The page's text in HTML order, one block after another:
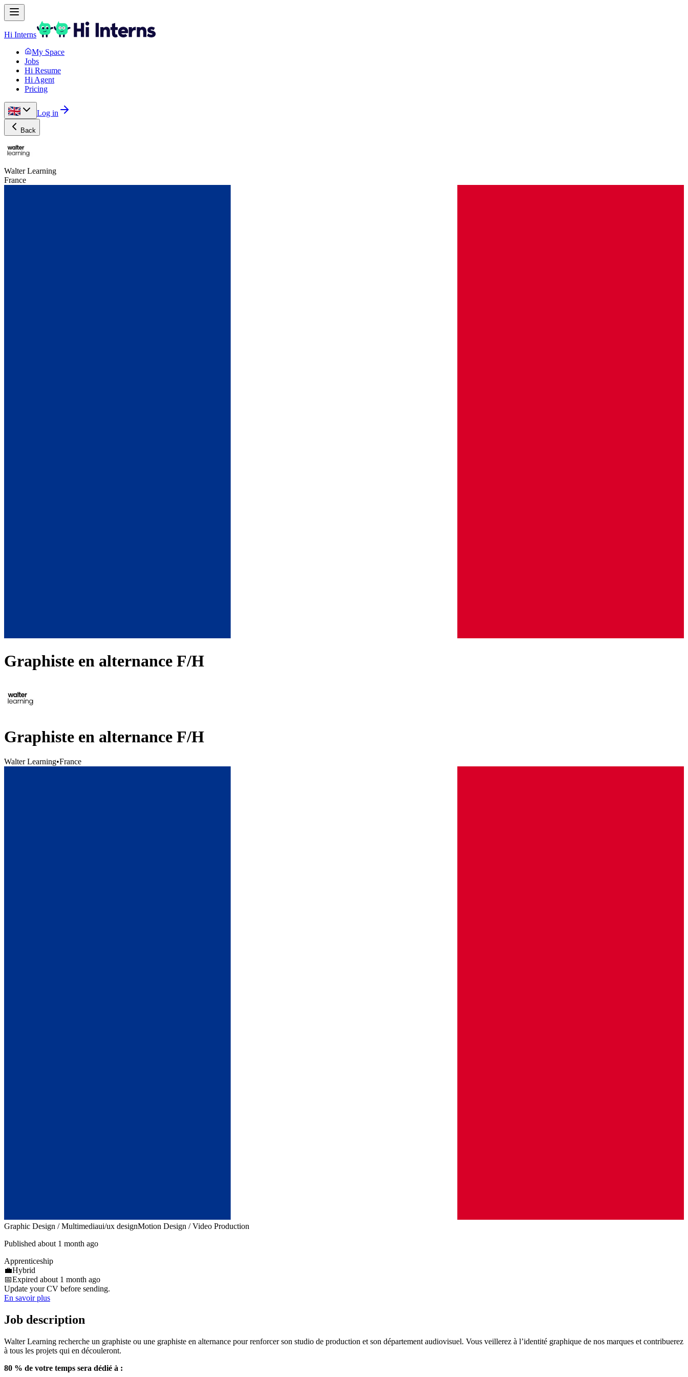
Hi Interns
My Space
Jobs
Hi Resume
Hi Agent
Pricing
Log in
Back
Walter Learning
France
Graphiste en alternance F/H
Graphiste en alternance F/H
Walter Learning•France
Graphic Design / Multimediaui/ux designMotion Design / Video Production
Published about 1 month ago
Apprenticeship
💼Hybrid
📅Expired about 1 month ago
Update your CV before sending.
En savoir plus
Job description
Walter Learning recherche un graphiste ou une graphiste en alternance pour renforcer son studio de production et son département audiovisuel. Vous veillerez à l’identité graphique de nos marques et contribuerez
à tous les projets qui en découleront.
80 % de votre temps sera dédié à :